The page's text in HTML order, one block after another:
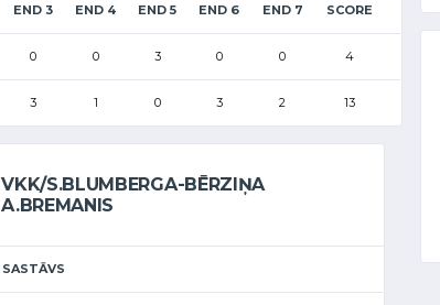
END 3 END 4 END 5 END 6 END 7 SCORE
0 0 3 0 0 4
3 1 0 3 2 13
VKK/S.BLUMBERGA-BĒRZIŅA
A.BREMANIS
SASTĀVS